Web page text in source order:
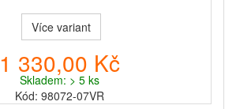
Více variant
1 330,00 Kč
Skladem: > 5 ks
Kód: 98072-07VR